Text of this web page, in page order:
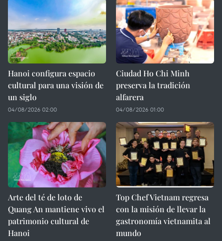
Hanoi configura espacio
cultural para una visión de
un siglo
04/08/2026 02:00
Ciudad Ho Chi Minh
preserva la tradición
alfarera
04/08/2026 01:00
Arte del té de loto de
Quang An mantiene vivo el
patrimonio cultural de
Hanoi
Top Chef Vietnam regresa
con la misión de llevar la
gastronomía vietnamita al
mundo